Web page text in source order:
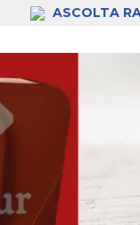
ASCOLTA